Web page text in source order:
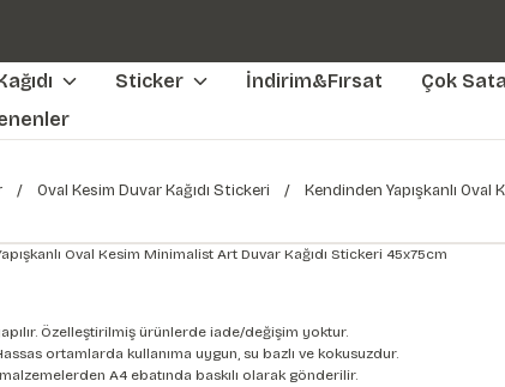
Kendinden
Sticker İndirim&Fırsat
Çok
Oval Kesim Duvar Kağıdı Stickeri Kendinden Yapışkanlı
Özelleştirilmiş ürünlerde iade/değişim yoktur.
ortamlarda kullanıma uygun, su bazlı ve kokusuzdur.
A4 ebatında baskılı olarak gönderilir.